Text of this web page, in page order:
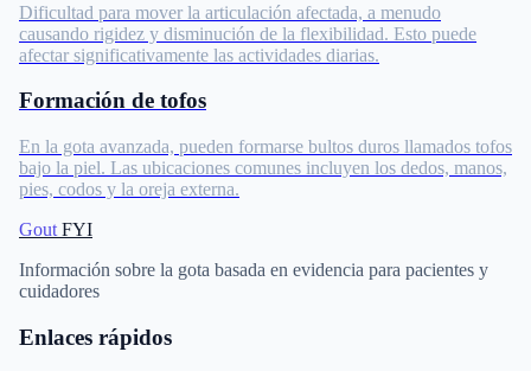
Dificultad para mover la articulación afectada, a menudo
causando rigidez y disminución de la flexibilidad. Esto puede
afectar significativamente las actividades diarias.
Formación de tofos
En la gota avanzada, pueden formarse bultos duros llamados tofos
bajo la piel. Las ubicaciones comunes incluyen los dedos, manos,
pies, codos y la oreja externa.
Gout FYI
Información sobre la gota basada en evidencia para pacientes y
cuidadores
Enlaces rápidos